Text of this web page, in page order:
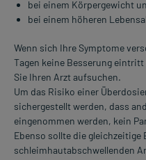
bei einem Körpergewicht
bei einem höheren
Wenn sich Ihre Symptome
Tagen keine Besserung
Sie Ihren Arzt aufsuchen.
Um das Risiko einer
sichergestellt werden, dass
eingenommen werden, kein
Ebenso sollte die gleichzeitige
schleimhautabschwellenden